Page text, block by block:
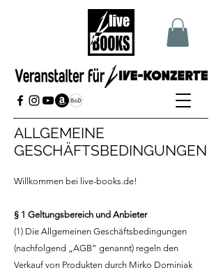
ALLGEMEINE
GESCHÄFTSBEDINGUNGEN
Willkommen bei live-books.de!
§ 1 Geltungsbereich und Anbieter
(1) Die Allgemeinen Geschäftsbedingungen
(nachfolgend „AGB" genannt) regeln den
Verkauf von Produkten durch Mirko Dominiak